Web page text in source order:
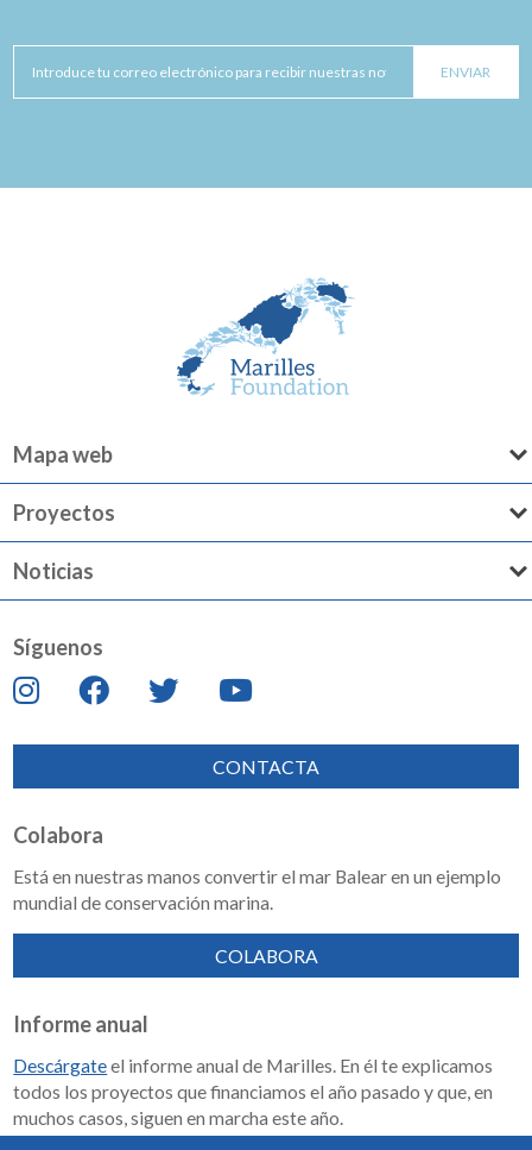
Mapa web
Proyectos
Noticias
Síguenos
CONTACTA
Colabora
Está en nuestras manos convertir el mar Balear en un ejemplo
mundial de conservación marina.
COLABORA
Informe anual
Descárgateel informe anual de Marilles. En él te explicamos
todos los proyectos que financiamos el año pasado y que, en
muchos casos, siguen en marcha este año.